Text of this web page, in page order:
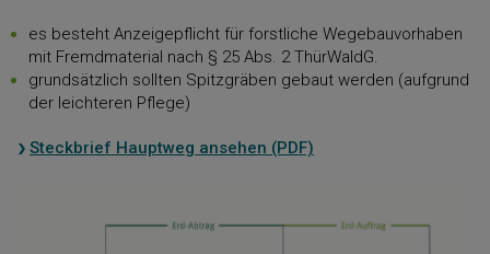
es besteht Anzeigepflicht für forstliche Wegebauvorhaben
mit Fremdmaterial nach § 25 Abs. 2 ThürWaldG.
grundsätzlich sollten Spitzgräben gebaut werden (aufgrund
der leichteren Pflege)
Steckbrief Hauptweg ansehen (PDF)